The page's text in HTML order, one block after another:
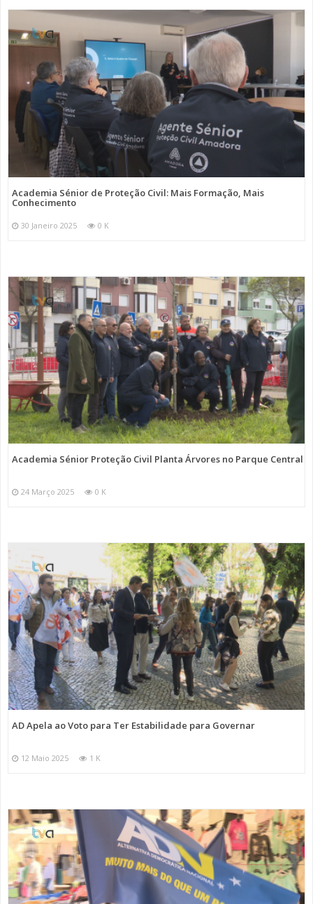
Academia Sénior de Proteção Civil: Mais Formação, Mais
Conhecimento
30 Janeiro 2025 0 K
Academia Sénior Proteção Civil Planta Árvores no Parque Central
24 Março 2025 0 K
AD Apela ao Voto para Ter Estabilidade para Governar
12 Maio 2025 1 K